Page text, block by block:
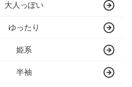
大人っぽい
ゆったり
姫系
半袖